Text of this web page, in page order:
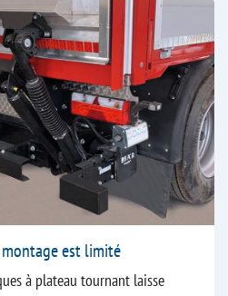
montage est limité
à plateau tournant laisse